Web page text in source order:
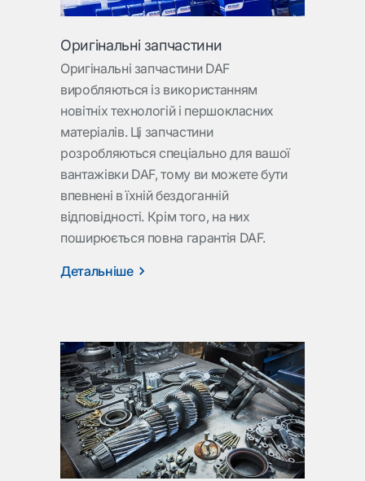
Оригінальні запчастини
Оригінальні запчастини DAF
виробляються із використанням
новітніх технологій і першокласних
матеріалів. Ці запчастини
розробляються спеціально для вашої
вантажівки DAF, тому ви можете бути
впевнені в їхній бездоганній
відповідності. Крім того, на них
поширюється повна гарантія DAF.
Детальніше